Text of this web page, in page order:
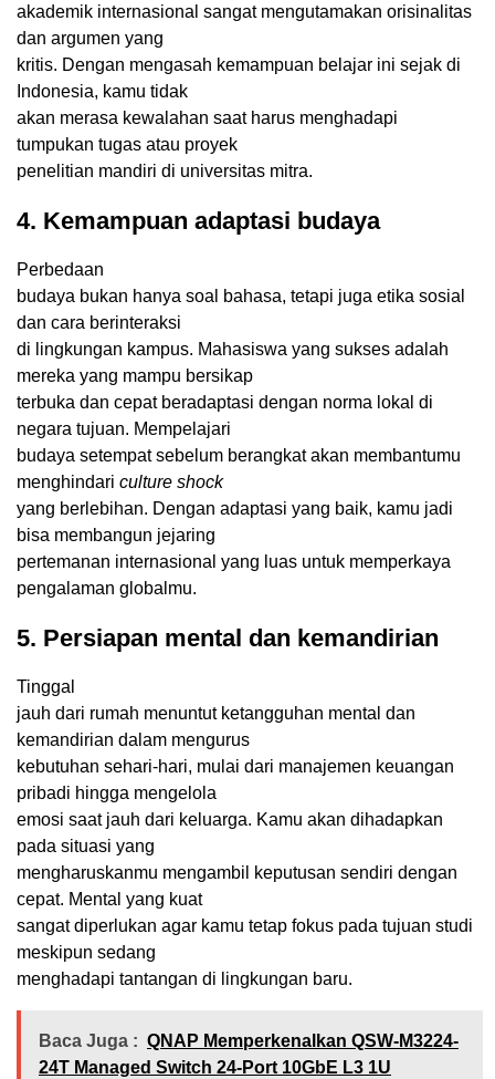
akademik internasional sangat mengutamakan orisinalitas
dan argumen yang
kritis. Dengan mengasah kemampuan belajar ini sejak di
Indonesia, kamu tidak
akan merasa kewalahan saat harus menghadapi
tumpukan tugas atau proyek
penelitian mandiri di universitas mitra.
4. Kemampuan adaptasi budaya
Perbedaan
budaya bukan hanya soal bahasa, tetapi juga etika sosial
dan cara berinteraksi
di lingkungan kampus. Mahasiswa yang sukses adalah
mereka yang mampu bersikap
terbuka dan cepat beradaptasi dengan norma lokal di
negara tujuan. Mempelajari
budaya setempat sebelum berangkat akan membantumu
menghindari culture shock
yang berlebihan. Dengan adaptasi yang baik, kamu jadi
bisa membangun jejaring
pertemanan internasional yang luas untuk memperkaya
pengalaman globalmu.
5. Persiapan mental dan kemandirian
Tinggal
jauh dari rumah menuntut ketangguhan mental dan
kemandirian dalam mengurus
kebutuhan sehari-hari, mulai dari manajemen keuangan
pribadi hingga mengelola
emosi saat jauh dari keluarga. Kamu akan dihadapkan
pada situasi yang
mengharuskanmu mengambil keputusan sendiri dengan
cepat. Mental yang kuat
sangat diperlukan agar kamu tetap fokus pada tujuan studi
meskipun sedang
menghadapi tantangan di lingkungan baru.
Baca Juga : QNAP Memperkenalkan QSW-M3224-
24T Managed Switch 24-Port 10GbE L3 1U